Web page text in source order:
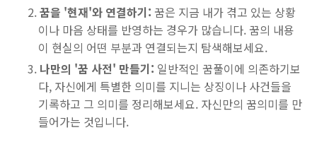
꿈을 '현재'와 연결하기: 꿈은 지금 내가 겪고 있는 상황
이나 마음 상태를 반영하는 경우가 많습니다. 꿈의 내용
이 현실의 어떤 부분과 연결되는지 탐색해보세요.
나만의 '꿈 사전' 만들기: 일반적인 꿈풀이에 의존하기보
다, 자신에게 특별한 의미를 지니는 상징이나 사건들을
기록하고 그 의미를 정리해보세요. 자신만의 꿈의미를 만
들어가는 것입니다.